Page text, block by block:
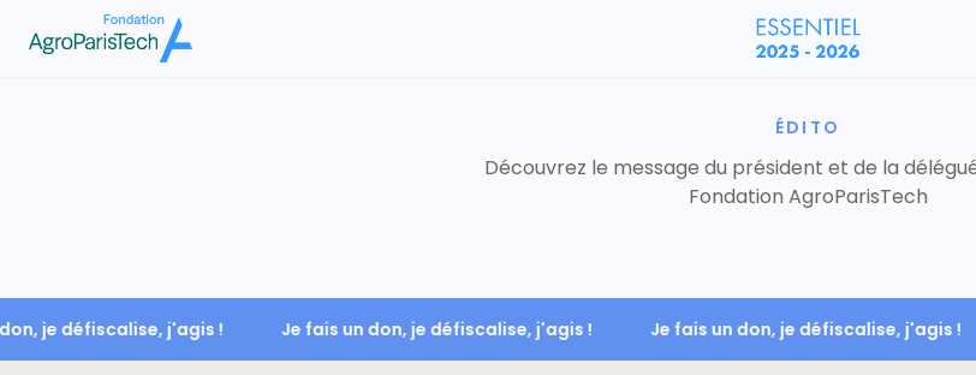
ÉDITO
Découvrez le message du président et de la
Fondation AgroParisTech
don, je défiscalise, j'agis ! Je fais un don, je défiscalise, j'agis ! Je fais un don, je défiscalise, j'agis !